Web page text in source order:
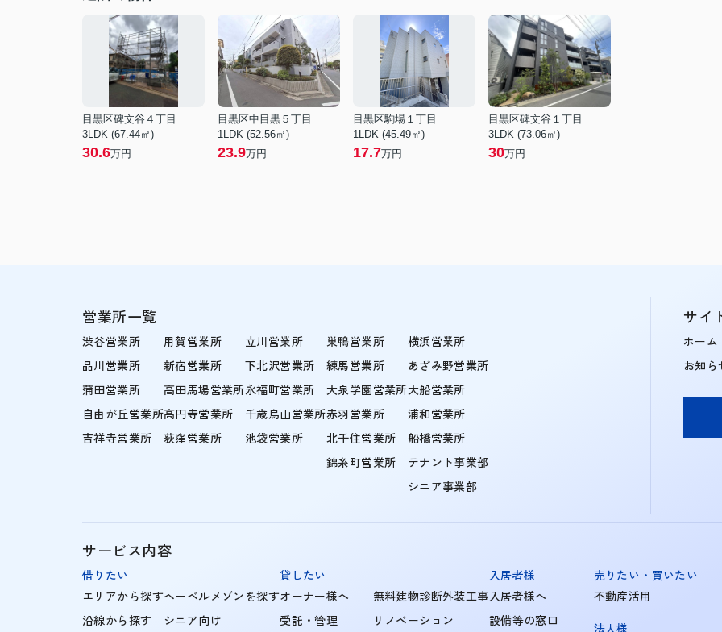
目黒区碑文谷４丁目
3LDK (67.44㎡)
30.6万円
目黒区中目黒５丁目
1LDK (52.56㎡)
23.9万円
目黒区駒場１丁目
1LDK (45.49㎡)
17.7万円
目黒区碑文谷１丁目
3LDK (73.06㎡)
30万円
営業所一覧
渋谷営業所
品川営業所
蒲田営業所
自由が丘営業所
吉祥寺営業所
用賀営業所
新宿営業所
高田馬場営業所
高円寺営業所
荻窪営業所
立川営業所
下北沢営業所
永福町営業所
千歳烏山営業所
池袋営業所
巣鴨営業所
練馬営業所
大泉学園営業所
赤羽営業所
北千住営業所
錦糸町営業所
横浜営業所
あざみ野営業所
大船営業所
浦和営業所
船橋営業所
テナント事業部
シニア事業部
サイ
ホーム
お知ら
サービス内容
借りたい
エリアから探す
沿線から探す
ヘーベルメゾンを探す
シニア向け
貸したい
オーナー様へ
受託・管理
無料建物診断外装工事
リノベーション
入居者様
入居者様へ
設備等の窓口
売りたい・買いたい
不動産活用
法人様